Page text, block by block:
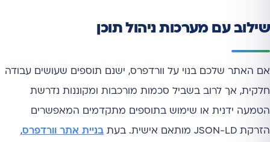
שילוב עם מערכות ניהול תוכן
אם האתר שלכם בנוי על וורדפרס, ישנם תוספים שעושים עבודה
חלקית, אך לרוב בשביל סכמות מורכבות ומקוננות נדרשת
הטמעה ידנית או שימוש בתוספים מתקדמים המאפשרים
הזרקת JSON-LD מותאם אישית. בעת בניית אתר וורדפרס,